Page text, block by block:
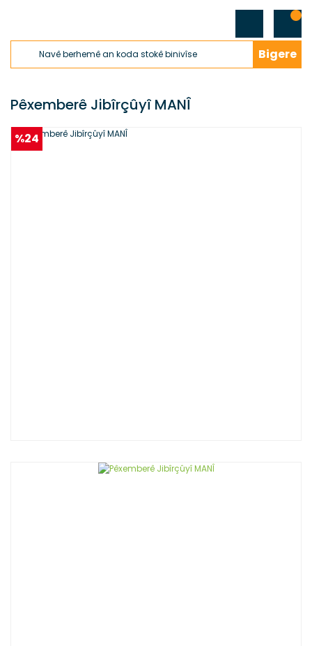
Bigere
Pêxemberê Jibîrçûyî MANÎ
%24